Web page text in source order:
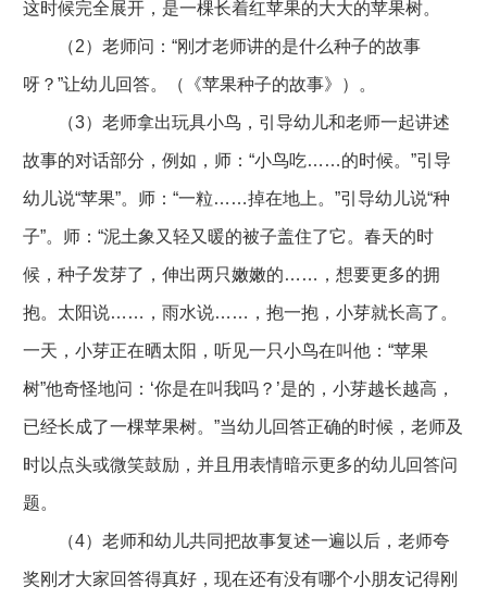
这时候完全展开，是一棵长着红苹果的大大的苹果树。
（2）老师问：“刚才老师讲的是什么种子的故事
呀？”让幼儿回答。（《苹果种子的故事》）。
（3）老师拿出玩具小鸟，引导幼儿和老师一起讲述
故事的对话部分，例如，师：“小鸟吃……的时候。”引导
幼儿说“苹果”。师：“一粒……掉在地上。”引导幼儿说“种
子”。师：“泥土象又轻又暖的被子盖住了它。春天的时
候，种子发芽了，伸出两只嫩嫩的……，想要更多的拥
抱。太阳说……，雨水说……，抱一抱，小芽就长高了。
一天，小芽正在晒太阳，听见一只小鸟在叫他：“苹果
树”他奇怪地问：‘你是在叫我吗？’是的，小芽越长越高，
已经长成了一棵苹果树。”当幼儿回答正确的时候，老师及
时以点头或微笑鼓励，并且用表情暗示更多的幼儿回答问
题。
（4）老师和幼儿共同把故事复述一遍以后，老师夸
奖刚才大家回答得真好，现在还有没有哪个小朋友记得刚